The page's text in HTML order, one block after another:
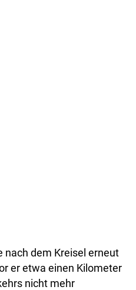
nach dem Kreisel erneut
er etwa einen Kilometer
nicht mehr